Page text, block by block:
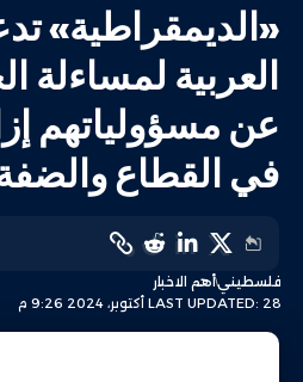
«الديمقراطية»
العربية لمساءلة
عن مسؤولياتهم
في القطاع والضفة
LAST UPDATED: 28 أكتوبر، 2024 9:26 م
فلسطينيأهم الاخبار